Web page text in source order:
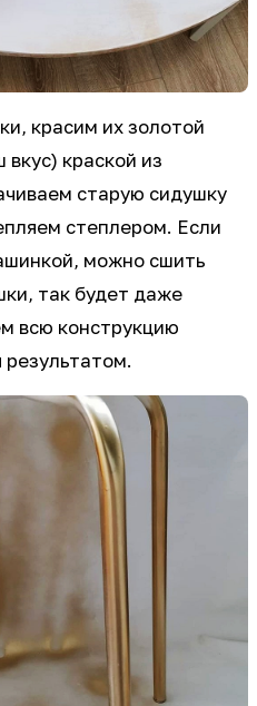
красим их золотой
краской из
старую сидушку
степлером. Если
можно сшить
так будет даже
всю конструкцию